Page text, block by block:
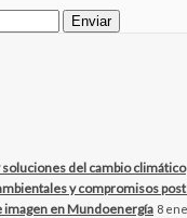
soluciones del cambio climático
y compromisos
imagen en Mundoenergía 8